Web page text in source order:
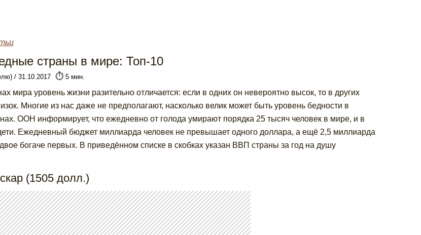
страны в мире: Топ-10
/ 31.10.2017 ⏱️5 мин.
мира уровень жизни разительно отличается: если в одних он невероятно высок, то в других
Многие из нас даже не предполагают, насколько велик может быть уровень бедности в
ООН информирует, что ежедневно от голода умирают порядка 25 тысяч человек в мире, и в
Ежедневный бюджет миллиарда человек не превышает одного доллара, а ещё 2,5 миллиарда
богаче первых. В приведённом списке в скобках указан ВВП страны за год на душу
(1505 долл.)